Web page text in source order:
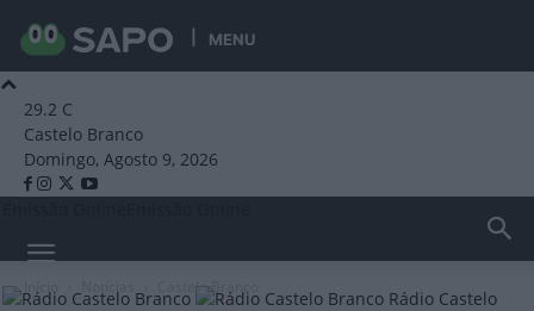
MENU
29.2 C
Castelo Branco
Domingo, Agosto 9, 2026
Rádio Castelo
Castelo Branco